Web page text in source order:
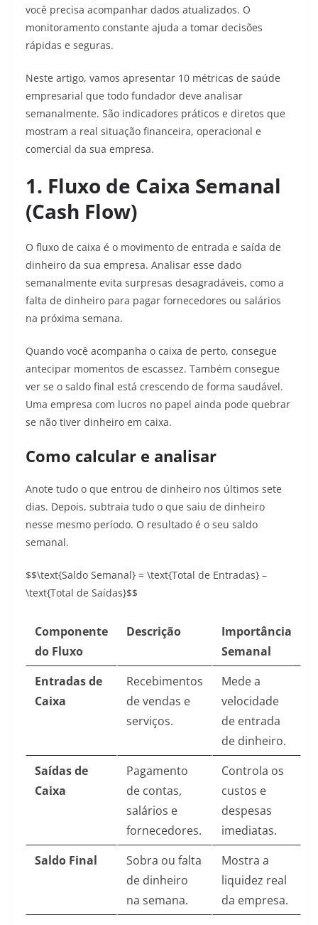
você precisa acompanhar dados atualizados. O
monitoramento constante ajuda a tomar decisões
rápidas e seguras.
Neste artigo, vamos apresentar 10 métricas de saúde
empresarial que todo fundador deve analisar
semanalmente. São indicadores práticos e diretos que
mostram a real situação financeira, operacional e
comercial da sua empresa.
1. Fluxo de Caixa Semanal
(Cash Flow)
O fluxo de caixa é o movimento de entrada e saída de
dinheiro da sua empresa. Analisar esse dado
semanalmente evita surpresas desagradáveis, como a
falta de dinheiro para pagar fornecedores ou salários
na próxima semana.
Quando você acompanha o caixa de perto, consegue
antecipar momentos de escassez. Também consegue
ver se o saldo final está crescendo de forma saudável.
Uma empresa com lucros no papel ainda pode quebrar
se não tiver dinheiro em caixa.
Como calcular e analisar
Anote tudo o que entrou de dinheiro nos últimos sete
dias. Depois, subtraia tudo o que saiu de dinheiro
nesse mesmo período. O resultado é o seu saldo
semanal.
$$\text{Saldo Semanal} = \text{Total de Entradas} –
\text{Total de Saídas}$$
Componente
do Fluxo
Descrição
Importância
Semanal
Entradas de
Caixa
Recebimentos
de vendas e
serviços.
Mede a
velocidade
de entrada
de dinheiro.
Saídas de
Caixa
Pagamento
de contas,
salários e
fornecedores.
Controla os
custos e
despesas
imediatas.
Saldo Final
Sobra ou falta
de dinheiro
na semana.
Mostra a
liquidez real
da empresa.